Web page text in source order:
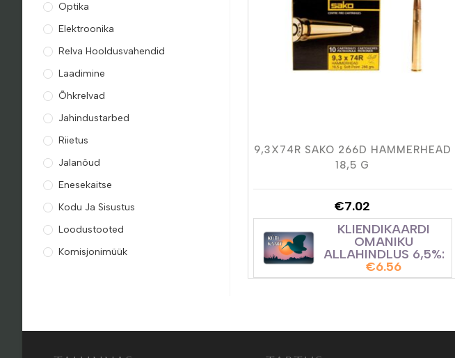
9,3X74R SAKO 266D HAMMERHEAD
18,5 G
€7.02
KLIENDIKAARDI
OMANIKU
ALLAHINDLUS 6,5%:
€6.56
Optika
Elektroonika
Relva Hooldusvahendid
Laadimine
Õhkrelvad
Jahindustarbed
Riietus
Jalanõud
Enesekaitse
Kodu Ja Sisustus
Loodustooted
Komisjonimüük